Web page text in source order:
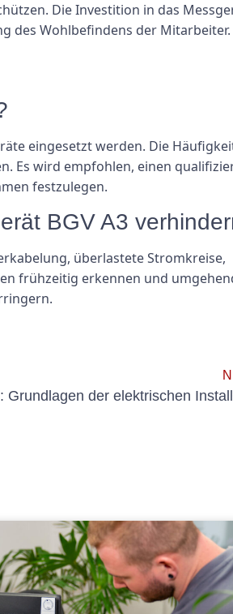
Die Investition in das
des Wohlbefindens der Mitarbeiter.
eingesetzt werden. Die
Es wird empfohlen, einen
festzulegen.
BGV A3
überlastete Stromkreise,
frühzeitig erkennen und